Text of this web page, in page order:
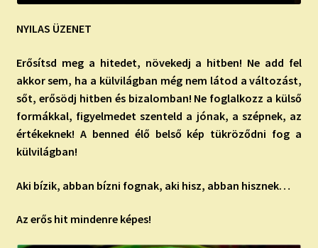
NYILAS ÜZENET
Erősítsd meg a hitedet, növekedj a hitben! Ne add fel
akkor sem, ha a külvilágban még nem látod a változást,
sőt, erősödj hitben és bizalomban! Ne foglalkozz a külső
formákkal, figyelmedet szenteld a jónak, a szépnek, az
értékeknek! A benned élő belső kép tükröződni fog a
külvilágban!
Aki bízik, abban bízni fognak, aki hisz, abban hisznek…
Az erős hit mindenre képes!